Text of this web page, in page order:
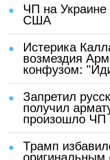
ЧП на
США
Истерика
возмездия
конфузом:
Запретил
получил
произошло ЧП
Трамп